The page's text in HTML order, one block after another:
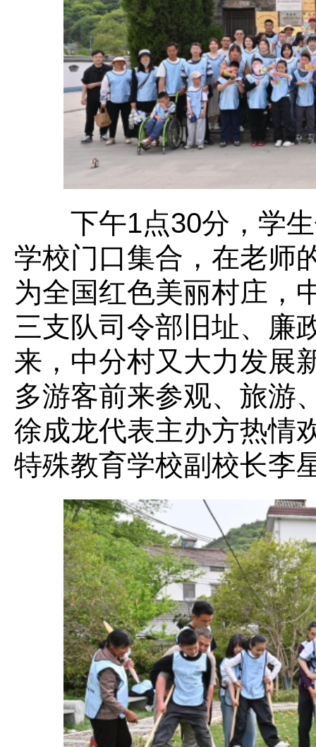
下午1点30分，学生
学校门口集合，在老师
为全国红色美丽村庄，
三支队司令部旧址、廉
来，中分村又大力发展
多游客前来参观、旅游
徐成龙代表主办方热情
特殊教育学校副校长李